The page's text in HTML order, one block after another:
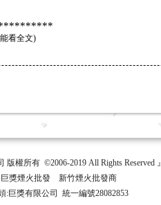
看全文)
所有 ©2006-2019 All Rights Reserved 』
火批發 新竹煙火批發商
有限公司 統一編號28082853